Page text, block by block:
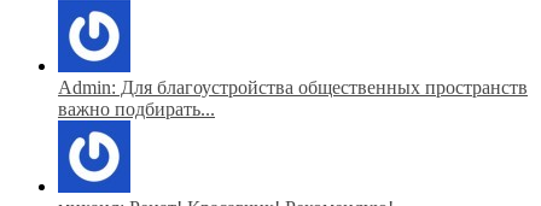
Admin: Для благоустройства общественных пространств
важно подбирать...